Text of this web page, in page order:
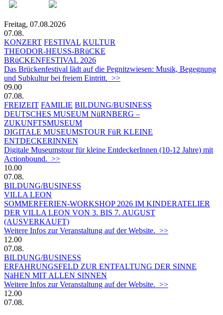
Freitag, 07.08.2026
07.08.
KONZERT FESTIVAL KULTUR
THEODOR-HEUSS-BRüCKE
BRüCKENFESTIVAL 2026
Das Brückenfestival lädt auf die Pegnitzwiesen: Musik, Begegnung
und Subkultur bei freiem Eintritt. >>
09.00
07.08.
FREIZEIT FAMILIE BILDUNG/BUSINESS
DEUTSCHES MUSEUM NüRNBERG –
ZUKUNFTSMUSEUM
DIGITALE MUSEUMSTOUR FüR KLEINE
ENTDECKERINNEN
Digitale Museumstour für kleine EntdeckerInnen (10-12 Jahre) mit
Actionbound. >>
10.00
07.08.
BILDUNG/BUSINESS
VILLA LEON
SOMMERFERIEN-WORKSHOP 2026 IM KINDERATELIER
DER VILLA LEON VON 3. BIS 7. AUGUST
(AUSVERKAUFT)
Weitere Infos zur Veranstaltung auf der Website. >>
12.00
07.08.
BILDUNG/BUSINESS
ERFAHRUNGSFELD ZUR ENTFALTUNG DER SINNE
NäHEN MIT ALLEN SINNEN
Weitere Infos zur Veranstaltung auf der Website. >>
12.00
07.08.